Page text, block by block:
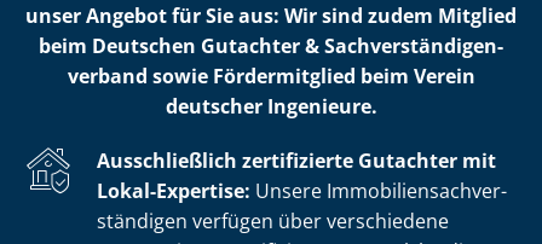
unser Angebot für Sie aus: Wir sind zudem Mitglied
beim Deutschen Gutachter & Sach­ver­stän­di­gen­
ver­band sowie Fördermitglied beim Verein
deutscher Ingenieure.
Ausschließlich zertifizierte Gutachter mit
Lokal-Expertise: Unsere Im­mo­bi­li­en­sach­ver­
stän­di­gen verfügen über verschiedene